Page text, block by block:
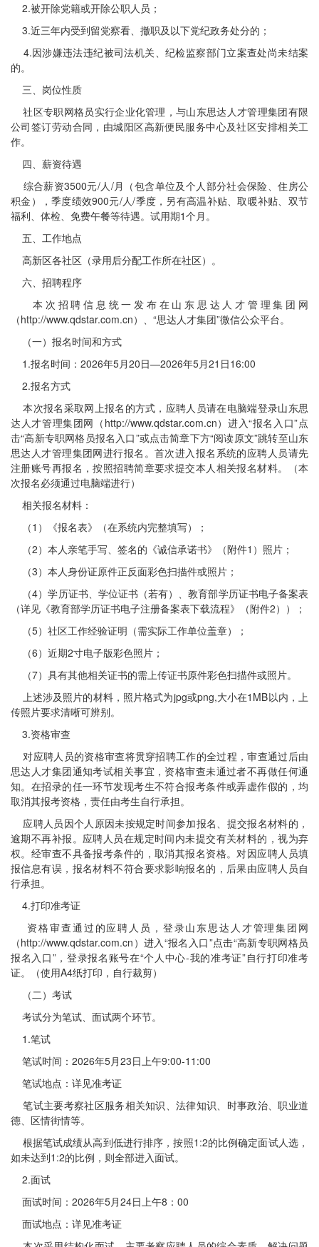
2.被开除党籍或开除公职人员；
3.近三年内受到留党察看、撤职及以下党纪政务处分的；
4.因涉嫌违法违纪被司法机关、纪检监察部门立案查处尚未结案
的。
三、岗位性质
社区专职网格员实行企业化管理，与山东思达人才管理集团有限
公司签订劳动合同，由城阳区高新便民服务中心及社区安排相关工
作。
四、薪资待遇
综合薪资3500元/人/月（包含单位及个人部分社会保险、住房公
积金），季度绩效900元/人/季度，另有高温补贴、取暖补贴、双节
福利、体检、免费午餐等待遇。试用期1个月。
五、工作地点
高新区各社区（录用后分配工作所在社区）。
六、招聘程序
本次招聘信息统一发布在山东思达人才管理集团网
（http://www.qdstar.com.cn）、“思达人才集团”微信公众平台。
（一）报名时间和方式
1.报名时间：2026年5月20日—2026年5月21日16:00
2.报名方式
本次报名采取网上报名的方式，应聘人员请在电脑端登录山东思
达人才管理集团网（http://www.qdstar.com.cn）进入“报名入口”点
击“高新专职网格员报名入口”或点击简章下方“阅读原文”跳转至山东
思达人才管理集团网进行报名。首次进入报名系统的应聘人员请先
注册账号再报名，按照招聘简章要求提交本人相关报名材料。（本
次报名必须通过电脑端进行）
相关报名材料：
（1）《报名表》（在系统内完整填写）；
（2）本人亲笔手写、签名的《诚信承诺书》（附件1）照片；
（3）本人身份证原件正反面彩色扫描件或照片；
（4）学历证书、学位证书（若有）、教育部学历证书电子备案表
（详见《教育部学历证书电子注册备案表下载流程》（附件2））；
（5）社区工作经验证明（需实际工作单位盖章）；
（6）近期2寸电子版彩色照片；
（7）具有其他相关证书的需上传证书原件彩色扫描件或照片。
上述涉及照片的材料，照片格式为jpg或png,大小在1MB以内，上
传照片要求清晰可辨别。
3.资格审查
对应聘人员的资格审查将贯穿招聘工作的全过程，审查通过后由
思达人才集团通知考试相关事宜，资格审查未通过者不再做任何通
知。在招录的任一环节发现考生不符合报考条件或弄虚作假的，均
取消其报考资格，责任由考生自行承担。
应聘人员因个人原因未按规定时间参加报名、提交报名材料的，
逾期不再补报。应聘人员在规定时间内未提交有关材料的，视为弃
权。经审查不具备报考条件的，取消其报名资格。对因应聘人员填
报信息有误，报名材料不符合要求影响报名的，后果由应聘人员自
行承担。
4.打印准考证
资格审查通过的应聘人员，登录山东思达人才管理集团网
（http://www.qdstar.com.cn）进入“报名入口”点击“高新专职网格员
报名入口”，登录报名账号在“个人中心-我的准考证”自行打印准考
证。（使用A4纸打印，自行裁剪）
（二）考试
考试分为笔试、面试两个环节。
1.笔试
笔试时间：2026年5月23日上午9:00-11:00
笔试地点：详见准考证
笔试主要考察社区服务相关知识、法律知识、时事政治、职业道
德、区情街情等。
根据笔试成绩从高到低进行排序，按照1:2的比例确定面试人选，
如未达到1:2的比例，则全部进入面试。
2.面试
面试时间：2026年5月24日上午8：00
面试地点：详见准考证